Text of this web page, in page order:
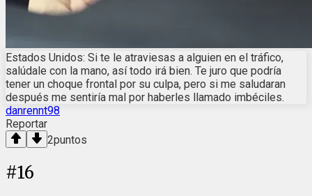
Estados Unidos: Si te le atraviesas a alguien en el tráfico,
salúdale con la mano, así todo irá bien. Te juro que podría
tener un choque frontal por su culpa, pero si me saludaran
después me sentiría mal por haberles llamado imbéciles.
danrennt98
Reportar
2puntos
#16